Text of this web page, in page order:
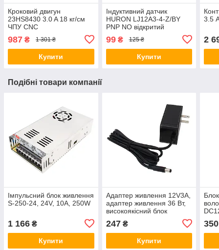
Кроковий двигун
23HS8430 3.0 A 18 кг/см
ЧПУ CNC
987 ₴ 1 301 ₴
Купити
Індуктивний датчик
HURON LJ12A3-4-Z/BY
PNP NO відкритий
99₴ 125 ₴
Купити
3.5
2
Подібні товари компанії
Імпульсний блок живлення
S-250-24, 24V, 10А, 250W
1 166 ₴
Купити
Адаптер живлення 12V3A,
адаптер живлення 36 Вт,
високоякісний блок
247₴
Купити
350